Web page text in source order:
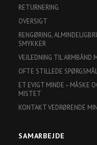
RETURNERING
OVERSIGT
RENGØRING,
SMYKKER
VEJLEDNING TIL ARMBÅND
OFTE STILLEDE
ET EVIGT MINDE – MÅSKE
MISTET
KONTAKT VEDRØRENDE
SAMARBEJDE